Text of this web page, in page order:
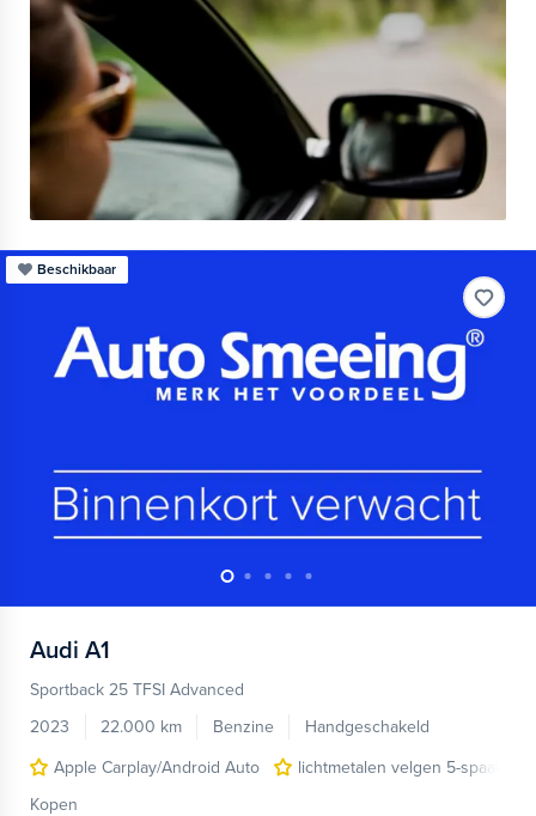
Beschikbaar
Audi A1
Sportback 25 TFSI Advanced
2023
22.000 km Benzine
Handgeschakeld
Apple Carplay/Android Auto
lichtmetalen velgen 5-spaaks
Kopen